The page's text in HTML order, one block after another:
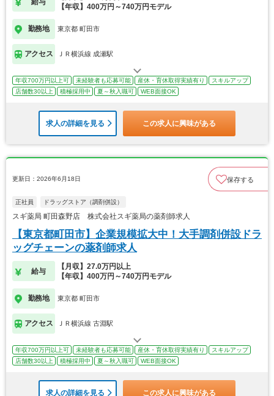
給与
【年収】400万円～740万円モデル
勤務地 東京都 町田市
アクセス ＪＲ横浜線 成瀬駅
年収700万円以上可 未経験者も応募可能 産休・育休取得実績有り
スキルアップ
店舗数30以上
積極採用中 夏～秋入職可 WEB面接OK
求人の詳細を見る この求人に興味がある
更新日：2026年6月18日 保存する
正社員 ドラッグストア（調剤併設）
スギ薬局 町田森野店 株式会社スギ薬局の薬剤師求人
【東京都町田市】企業規模拡大中！大手調剤併設ドラ
ッグチェーンの薬剤師求人
給与
【月収】27.0万円以上
【年収】400万円～740万円モデル
勤務地 東京都 町田市
アクセス ＪＲ横浜線 古淵駅
年収700万円以上可 未経験者も応募可能 産休・育休取得実績有り
スキルアップ
店舗数30以上
積極採用中 夏～秋入職可 WEB面接OK
求人の詳細を見る この求人に興味がある